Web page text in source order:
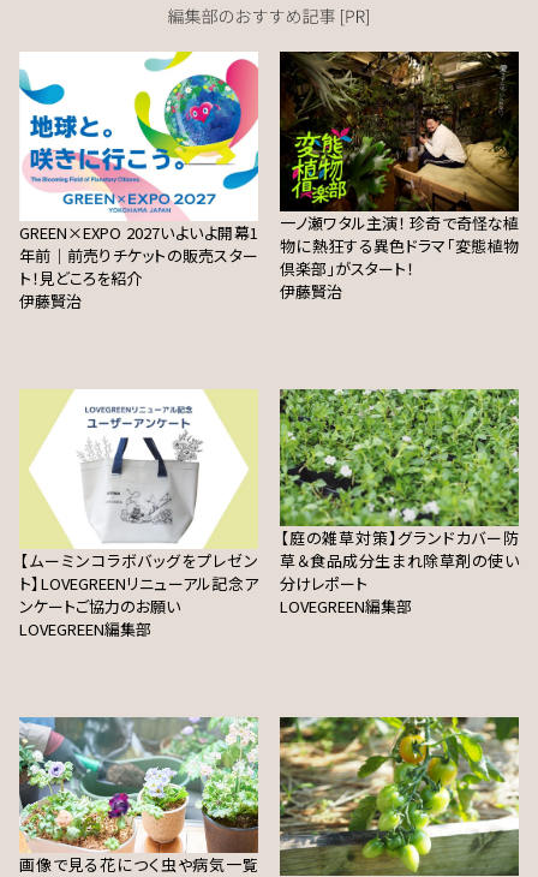
GREEN×EXPO 2027いよいよ開幕1
年前｜前売りチケットの販売スター
ト！見どころを紹介
伊藤賢治
一ノ瀬ワタル主演！ 珍奇で奇怪な植
物に熱狂する異色ドラマ「変態植物
倶楽部」がスタート！
伊藤賢治
【ムーミンコラボバッグをプレゼン
ト】LOVEGREENリニューアル記念ア
ンケートご協力のお願い
LOVEGREEN編集部
【庭の雑草対策】グランドカバー防
草＆食品成分生まれ除草剤の使い
分けレポート
LOVEGREEN編集部
画像で見る花につく虫や病気一覧